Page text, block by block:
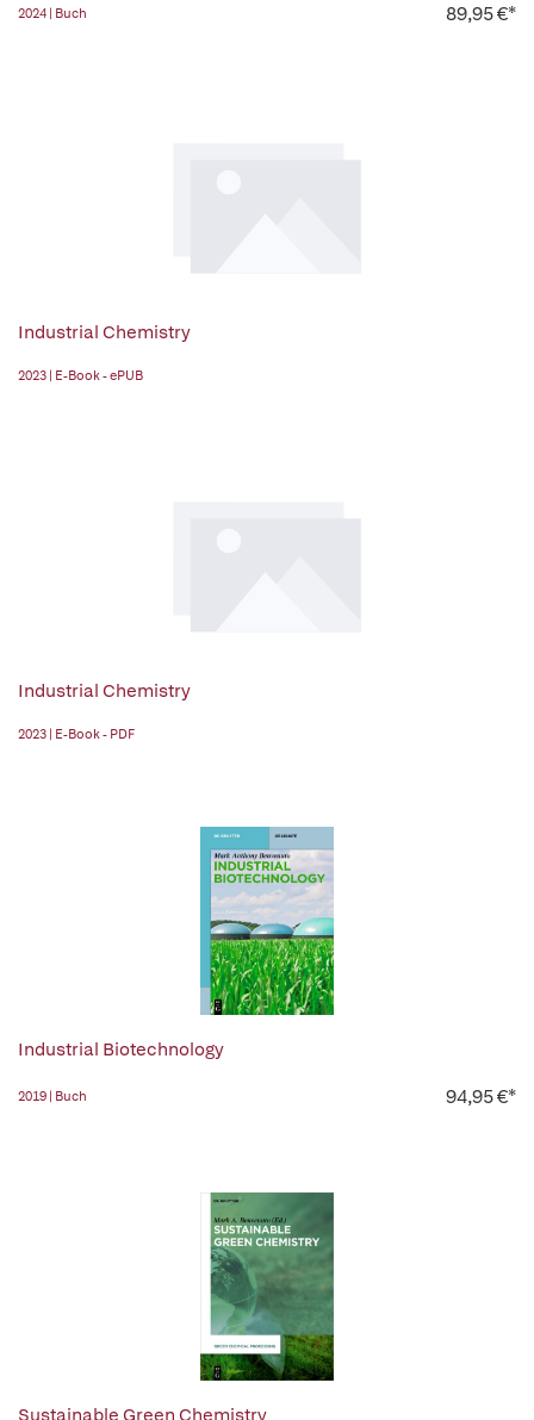
2024 | Buch 89,95 €*
Industrial Chemistry
2023 | E-Book - ePUB
Industrial Chemistry
2023 | E-Book - PDF
Industrial Biotechnology
2019 | Buch 94,95 €*